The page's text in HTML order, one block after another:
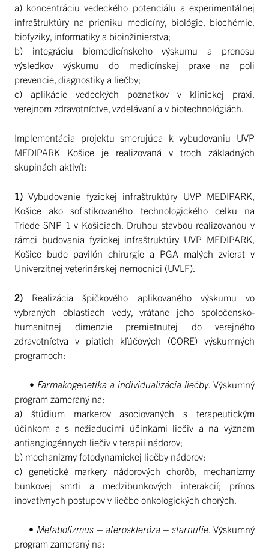
a) koncentráciu vedeckého potenciálu a experimentálnej
infraštruktúry na prieniku medicíny, biológie, biochémie,
biofyziky, informatiky a bioinžinierstva;
b) integráciu biomedicínskeho výskumu a prenosu
výsledkov výskumu do medicínskej praxe na poli
prevencie, diagnostiky a liečby;
c) aplikácie vedeckých poznatkov v klinickej praxi,
verejnom zdravotníctve, vzdelávaní a v biotechnológiách.
Implementácia projektu smerujúca k vybudovaniu UVP
MEDIPARK Košice je realizovaná v troch základných
skupinách aktivít:
1) Vybudovanie fyzickej infraštruktúry UVP MEDIPARK,
Košice ako sofistikovaného technologického celku na
Triede SNP 1 v Košiciach. Druhou stavbou realizovanou v
rámci budovania fyzickej infraštruktúry UVP MEDIPARK,
Košice bude pavilón chirurgie a PGA malých zvierat v
Univerzitnej veterinárskej nemocnici (UVLF).
2) Realizácia špičkového aplikovaného výskumu vo
vybraných oblastiach vedy, vrátane jeho spoločensko-
humanitnej dimenzie premietnutej do verejného
zdravotníctva v piatich kľúčových (CORE) výskumných
programoch:
• Farmakogenetika a individualizácia liečby. Výskumný
program zameraný na:
a) štúdium markerov asociovaných s terapeutickým
účinkom a s nežiaducimi účinkami liečiv a na význam
antiangiogénnych liečiv v terapii nádorov;
b) mechanizmy fotodynamickej liečby nádorov;
c) genetické markery nádorových chorôb, mechanizmy
bunkovej smrti a medzibunkových interakcií; prínos
inovatívnych postupov v liečbe onkologických chorých.
• Metabolizmus – ateroskleróza – starnutie . Výskumný
program zameraný na: